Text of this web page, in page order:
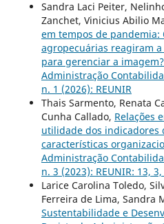
Sandra Laci Peiter,
Zanchet, Vinicius Abilio
em tempos de pandemia:
agropecuárias reagiram
para gerenciar a imagem?
Administração
n. 1 (2026): REUNIR
Thais Sarmento, Renata
Cunha Callado, Relações
utilidade dos indicadores
características
Administração
n. 3 (2023): REUNIR: 13,
Larice Carolina Toledo,
Ferreira de Lima, Sandra
Sustentabilidade e